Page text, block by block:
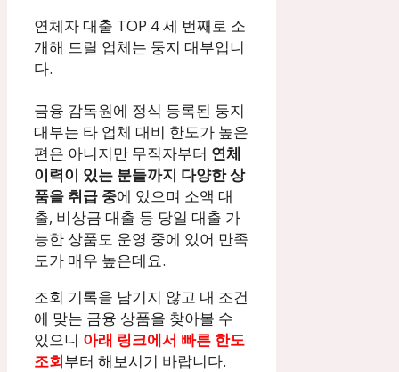
연체자 대출 TOP 4 세 번째로 소
개해 드릴 업체는 둥지 대부입니
다.
금융 감독원에 정식 등록된 둥지
대부는 타 업체 대비 한도가 높은
편은 아니지만 무직자부터 연체
이력이 있는 분들까지 다양한 상
품을 취급 중에 있으며 소액 대
출, 비상금 대출 등 당일 대출 가
능한 상품도 운영 중에 있어 만족
도가 매우 높은데요.
조회 기록을 남기지 않고 내 조건
에 맞는 금융 상품을 찾아볼 수
있으니 아래 링크에서 빠른 한도
조회부터 해보시기 바랍니다.